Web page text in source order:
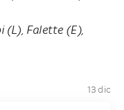
(L), Falette (E),
13 dic